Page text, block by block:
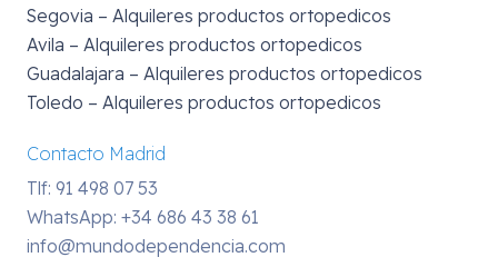
Segovia – Alquileres productos ortopedicos
Avila – Alquileres productos ortopedicos
Guadalajara – Alquileres productos ortopedicos
Toledo – Alquileres productos ortopedicos
Contacto Madrid
Tlf: 91 498 07 53
WhatsApp: +34 686 43 38 61
info@mundodependencia.com